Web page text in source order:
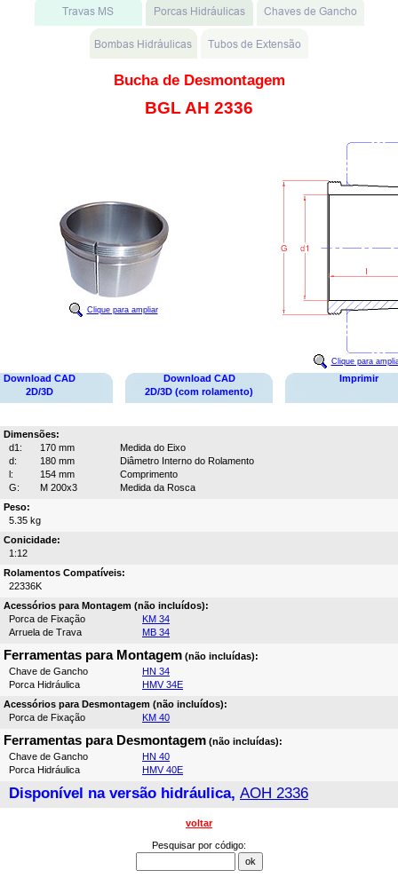
Bucha de Desmontagem
BGL AH 2336
Clique para ampliar
Clique para
Download CAD
2D/3D
Download CAD
2D/3D (com rolamento)
Imprimir
Dimensões:
d1:
170 mm
Medida do Eixo
d:
180 mm
Diâmetro Interno do Rolamento
l:
154 mm
Comprimento
G:
M 200x3
Medida da Rosca
Peso:
5.35 kg
Conicidade:
1:12
Rolamentos Compatíveis:
22336K
Acessórios para Montagem (não incluídos):
Porca de Fixação
KM 34
Arruela de Trava
MB 34
Ferramentas para Montagem (não incluídas):
Chave de Gancho
HN 34
Porca Hidráulica
HMV 34E
Acessórios para Desmontagem (não incluídos):
Porca de Fixação
KM 40
Ferramentas para Desmontagem (não incluídas):
Chave de Gancho
HN 40
Porca Hidráulica
HMV 40E
Disponível na versão hidráulica, AOH 2336
voltar
Pesquisar por código: